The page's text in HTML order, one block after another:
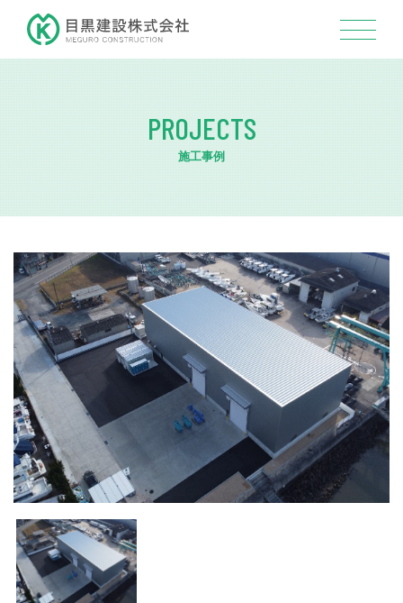
PROJECTS
施工事例